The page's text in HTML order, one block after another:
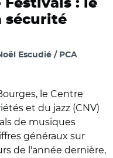
Festivals : le
sécurité
Escudié / PCA
le Centre
et du jazz (CNV)
de musiques
généraux sur
de l'année dernière,